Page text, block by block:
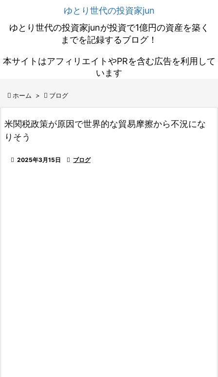
ゆとり世代の投資家jun
ゆとり世代の投資家junが投資で1億円の資産を築く
までを記録するブログ！
本サイトはアフィリエイトやPRを含む広告を利用して
います
 ホーム >  ブログ
米関税政策が原因で世界的な貿易摩擦から不況にな
りそう
 2025年3月15日  ブログ